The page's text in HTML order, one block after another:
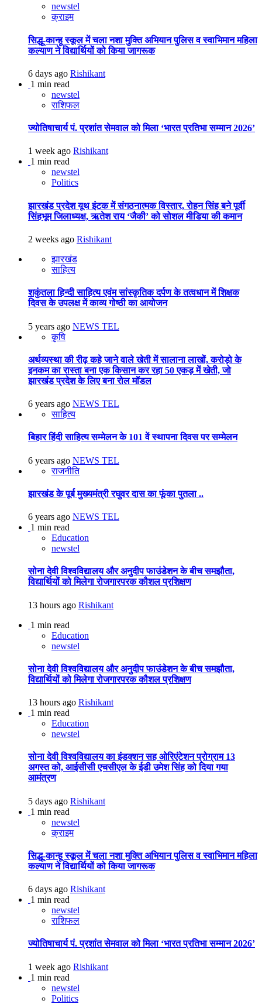
newstel
क्राइम
सिद्धू-कान्हू स्कूल में चला नशा मुक्ति अभियान पुलिस व स्वाभिमान महिला
कल्याण ने विद्यार्थियों को किया जागरूक
6 days ago Rishikant
1 min read
newstel
राशिफल
ज्योतिषाचार्य पं. प्रशांत सेमवाल को मिला ‘भारत प्रतिभा सम्मान 2026’
1 week ago Rishikant
1 min read
newstel
Politics
झारखंड प्रदेश यूथ इंटक में संगठनात्मक विस्तार, रोहन सिंह बने पूर्वी
सिंहभूम जिलाध्यक्ष, ऋतेश राय ‘जैकी’ को सोशल मीडिया की कमान
2 weeks ago Rishikant
झारखंड
साहित्य
शकुंतला हिन्दी साहित्य एवंम सांस्कृतिक दर्पण के तत्वधान में शिक्षक
दिवस के उपलक्ष में काव्य गोष्ठी का आयोजन
5 years ago NEWS TEL
कृषि
अर्थव्यस्था की रीढ़ कहे जाने वाले खेती में सालाना लाखों, करोड़ो के
इनकम का रास्ता बना एक किसान कर रहा 50 एकड़ में खेती, जो
झारखंड प्रदेश के लिए बना रोल मॉडल
6 years ago NEWS TEL
साहित्य
बिहार हिंदी साहित्य सम्मेलन के 101 वें स्थापना दिवस पर सम्मेलन
6 years ago NEWS TEL
राजनीति
झारखंड के पूर्ब मुख्यमंत्री रघुवर दास का फूंका पुतला ..
6 years ago NEWS TEL
1 min read
Education
newstel
सोना देवी विश्वविद्यालय और अनुदीप फाउंडेशन के बीच समझौता,
विद्यार्थियों को मिलेगा रोजगारपरक कौशल प्रशिक्षण
13 hours ago Rishikant
1 min read
Education
newstel
सोना देवी विश्वविद्यालय और अनुदीप फाउंडेशन के बीच समझौता,
विद्यार्थियों को मिलेगा रोजगारपरक कौशल प्रशिक्षण
13 hours ago Rishikant
1 min read
Education
newstel
सोना देवी विश्वविद्यालय का इंडक्शन सह ओरिएंटेशन प्रोग्राम 13
अगस्त को, आईसीसी एचसीएल के ईडी उमेश सिंह को दिया गया
आमंत्रण
5 days ago Rishikant
1 min read
newstel
क्राइम
सिद्धू-कान्हू स्कूल में चला नशा मुक्ति अभियान पुलिस व स्वाभिमान महिला
कल्याण ने विद्यार्थियों को किया जागरूक
6 days ago Rishikant
1 min read
newstel
राशिफल
ज्योतिषाचार्य पं. प्रशांत सेमवाल को मिला ‘भारत प्रतिभा सम्मान 2026’
1 week ago Rishikant
1 min read
newstel
Politics